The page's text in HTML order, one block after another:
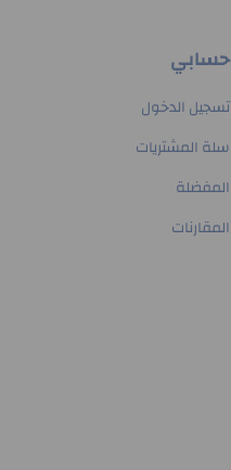
حسابي
تسجيل الدخول
سلة المشتريات
المفضلة
المقارنات